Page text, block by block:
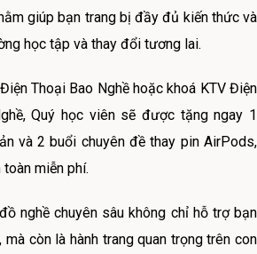
giúp bạn trang bị đầy đủ kiến thức và
học tập và thay đổi tương lai.
Thoại Bao Nghề hoặc khoá KTV Điện
Quý học viên sẽ được tặng ngay 1
và 2 buổi chuyên đề thay pin AirPods,
miễn phí.
nghề chuyên sâu không chỉ hỗ trợ bạn
còn là hành trang quan trọng trên con